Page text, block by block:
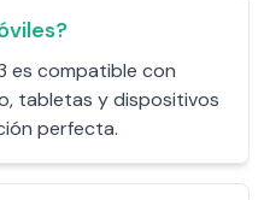
es compatible con
tabletas y dispositivos
perfecta.